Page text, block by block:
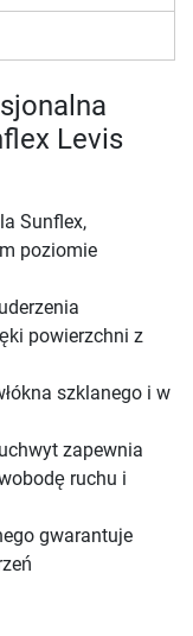
Levis
Sunflex,
poziomie
powierzchni z
szklanego i w
zapewnia
ruchu i
gwarantuje